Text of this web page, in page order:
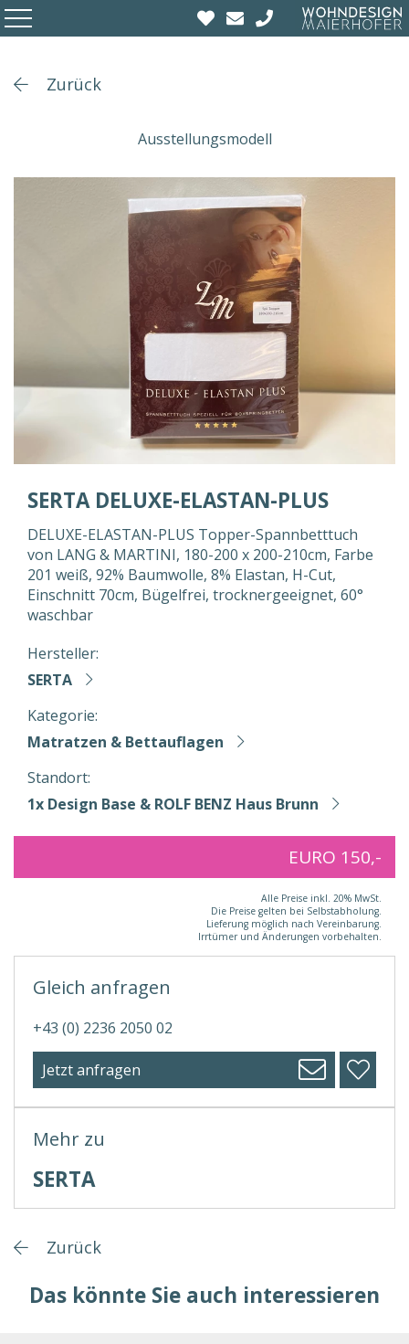
Zurück
Ausstellungsmodell
SERTA DELUXE-ELASTAN-PLUS
DELUXE-ELASTAN-PLUS Topper-Spannbetttuch
von LANG & MARTINI, 180-200 x 200-210cm, Farbe
201 weiß, 92% Baumwolle, 8% Elastan, H-Cut,
Einschnitt 70cm, Bügelfrei, trocknergeeignet, 60°
waschbar
Hersteller:
SERTA
Kategorie:
Matratzen & Bettauflagen
Standort:
1x Design Base & ROLF BENZ Haus Brunn
EURO 150,-
Alle Preise inkl. 20% MwSt.
Die Preise gelten bei Selbstabholung.
Lieferung möglich nach Vereinbarung.
Irrtümer und Änderungen vorbehalten.
Mehr zu
SERTA
Gleich anfragen
+43 (0) 2236 2050 02
Jetzt anfragen
Zurück
Das könnte Sie auch interessieren